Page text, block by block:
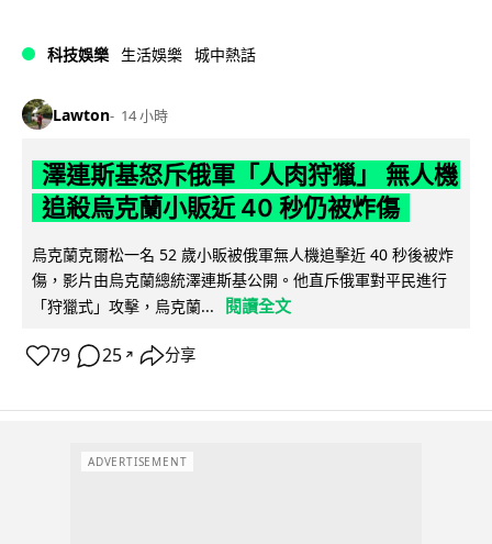
科技娛樂 生活娛樂 城中熱話
Lawton 14 小時
澤連斯基怒斥俄軍「人肉狩獵」 無人機
追殺烏克蘭小販近 40 秒仍被炸傷
烏克蘭克爾松一名 52 歲小販被俄軍無人機追擊近 40 秒後被炸
傷，影片由烏克蘭總統澤連斯基公開。他直斥俄軍對平民進行
「狩獵式」攻擊，烏克蘭...
閱讀全文
79 25 ↗ 分享
ADVERTISEMENT